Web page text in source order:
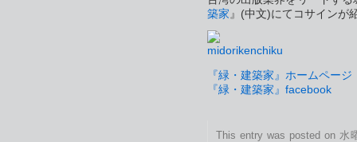
築家 』(中文)にてコサインが
『緑・建築家』ホームページ
『緑・建築家』facebook
This entry was posted on